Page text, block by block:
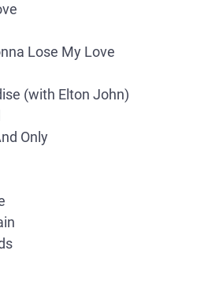
Lose My Love
(with Elton John)
Only